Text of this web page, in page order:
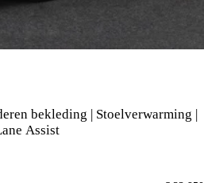
bekleding | Stoelverwarming |
Assist